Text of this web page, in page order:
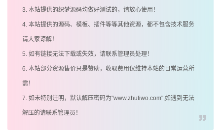
3. 本站提供的织梦源码均做好测试的，请放心使用！
4. 本站提供的源码、模板、插件等等其他资源，都不包含技术服务
请大家谅解！
5. 如有链接无法下载或失效，请联系管理员处理！
6. 本站部分资源售价只是赞助，收取费用仅维持本站的日常运营所
需！
7. 如未特别注明，默认解压密码为"www.zhutiwo.com",如遇到无法
解压的请联系管理员！